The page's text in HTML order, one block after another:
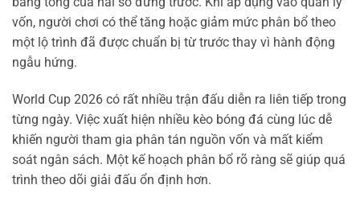
vốn, người chơi có thể tăng hoặc giảm mức phân bổ theo
một lộ trình đã được chuẩn bị từ trước thay vì hành động
ngẫu hứng.
World Cup 2026 có rất nhiều trận đấu diễn ra liên tiếp trong
từng ngày. Việc xuất hiện nhiều kèo bóng đá cùng lúc dễ
khiến người tham gia phân tán nguồn vốn và mất kiểm
soát ngân sách. Một kế hoạch phân bổ rõ ràng sẽ giúp quá
trình theo dõi giải đấu ổn định hơn.